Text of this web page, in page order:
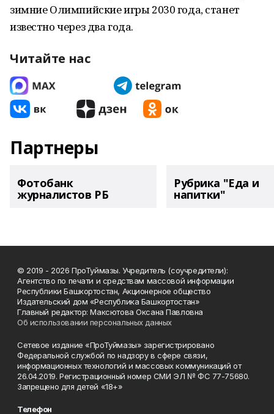
зимние Олимпийские игры 2030 года, станет
известно через два года.
Читайте нас
Партнеры
Фотобанк
журналистов РБ
Рубрика "Еда и
напитки"
© 2019 - 2026 ПроТуймазы. Учредитель (соучредители):
Агентство по печати и средствам массовой информации
Республики Башкортостан, Акционерное общество
Издательский дом «Республика Башкортостан»
Главный редактор: Максютова Оксана Павловна
Об использовании персональных данных
Сетевое издание «ПроТуймазы» зарегистрировано
Федеральной службой по надзору в сфере связи,
информационных технологий и массовых коммуникаций от
26.04.2019. Регистрационный номер СМИ ЭЛ № ФС 77-75680.
Запрещено для детей «18+»
Телефон